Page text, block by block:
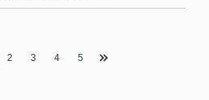
2 3 4 5